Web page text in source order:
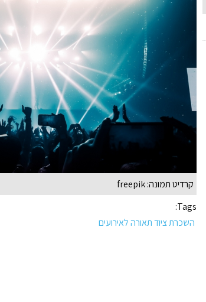
קרדיט תמונה: freepik
Tags:
השכרת ציוד תאורה לאירועים